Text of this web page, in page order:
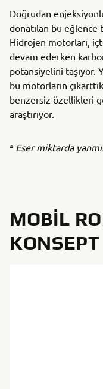
Doğrudan
donatılan bu eğlence
Hidrojen motorları,
devam ederken
potansiyelini taşıyor.
bu motorların
benzersiz özellikleri
araştırıyor.
⁴ Eser miktarda
MOBIL